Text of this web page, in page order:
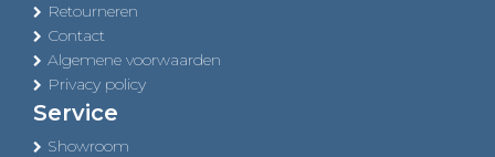
Retourneren
Contact
Algemene voorwaarden
Privacy policy
Service
Showroom